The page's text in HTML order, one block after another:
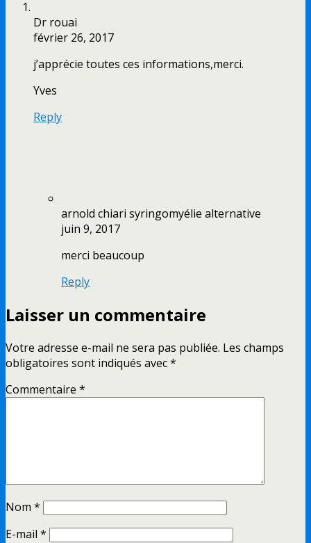
Dr rouai
février 26, 2017
j’apprécie toutes ces informations,merci.
Yves
Reply
arnold chiari syringomyélie alternative
juin 9, 2017
merci beaucoup
Reply
Laisser un commentaire
Votre adresse e-mail ne sera pas publiée. Les champs
obligatoires sont indiqués avec*
Commentaire *
Nom *
E-mail *